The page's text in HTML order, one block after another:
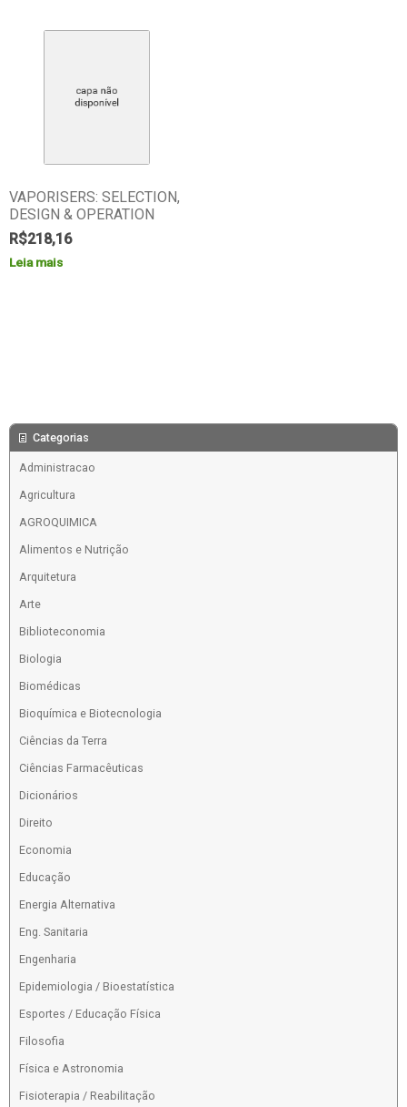
VAPORISERS: SELECTION,
DESIGN & OPERATION
R$218,16
Leia mais
Categorias
Administracao
Agricultura
AGROQUIMICA
Alimentos e Nutrição
Arquitetura
Arte
Biblioteconomia
Biologia
Biomédicas
Bioquímica e Biotecnologia
Ciências da Terra
Ciências Farmacêuticas
Dicionários
Direito
Economia
Educação
Energia Alternativa
Eng. Sanitaria
Engenharia
Epidemiologia / Bioestatística
Esportes / Educação Física
Filosofia
Física e Astronomia
Fisioterapia / Reabilitação